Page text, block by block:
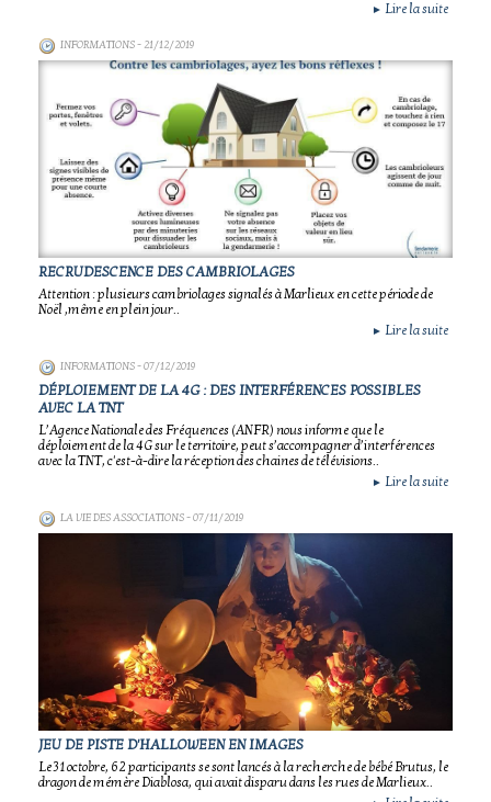
► Lire la suite
INFORMATIONS- 21/12/2019
RECRUDESCENCE DES CAMBRIOLAGES
Attention : plusieurs cambriolages signalés à Marlieux en cette période de
Noël ,même en plein jour..
► Lire la suite
INFORMATIONS- 07/12/2019
DÉPLOIEMENT DE LA 4G : DES INTERFÉRENCES POSSIBLES
AVEC LA TNT
L’Agence Nationale des Fréquences (ANFR) nous informe que le
déploiement de la 4G sur le territoire, peut s’accompagner d’interférences
avec la TNT, c'est-à-dire la réception des chaines de télévisions..
► Lire la suite
LA VIE DES ASSOCIATIONS- 07/11/2019
JEU DE PISTE D'HALLOWEEN EN IMAGES
Le 31 octobre, 62 participants se sont lancés à la recherche de bébé Brutus, le
dragon de mémère Diablosa, qui avait disparu dans les rues de Marlieux..